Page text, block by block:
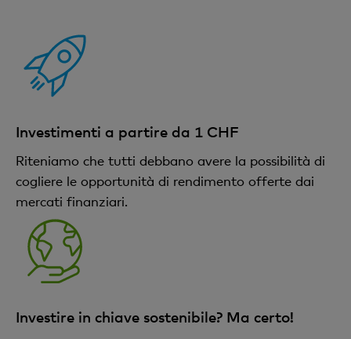
Investimenti a partire da 1 CHF
Riteniamo che tutti debbano avere la possibilità di
cogliere le opportunità di rendimento offerte dai
mercati finanziari.
Investire in chiave sostenibile? Ma certo!